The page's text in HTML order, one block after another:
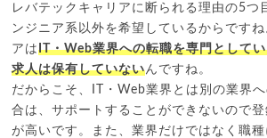
レバテックキャリアに断られる理由の5つ
ンジニア系以外を希望しているからです
アはIT・Web業界への転職を専門として
求人は保有していないんですね。
だからこそ、IT・Web業界とは別の業界
合は、サポートすることができないので
が高いです。また、業界だけではなく職